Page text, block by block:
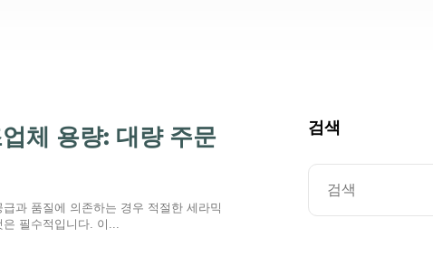
체 용량: 대량 주문
과 품질에 의존하는 경우 적절한 세라믹
필수적입니다. 이...
검색